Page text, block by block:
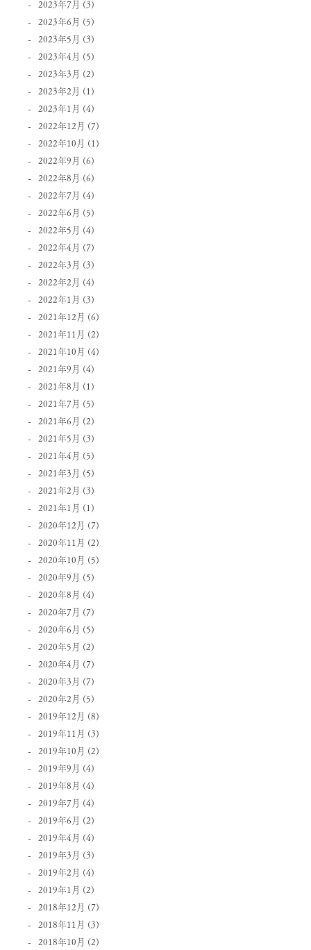
2023年7月 (3)
2023年6月 (5)
2023年5月 (3)
2023年4月 (5)
2023年3月 (2)
2023年2月 (1)
2023年1月 (4)
2022年12月 (7)
2022年10月 (1)
2022年9月 (6)
2022年8月 (6)
2022年7月 (4)
2022年6月 (5)
2022年5月 (4)
2022年4月 (7)
2022年3月 (3)
2022年2月 (4)
2022年1月 (3)
2021年12月 (6)
2021年11月 (2)
2021年10月 (4)
2021年9月 (4)
2021年8月 (1)
2021年7月 (5)
2021年6月 (2)
2021年5月 (3)
2021年4月 (5)
2021年3月 (5)
2021年2月 (3)
2021年1月 (1)
2020年12月 (7)
2020年11月 (2)
2020年10月 (5)
2020年9月 (5)
2020年8月 (4)
2020年7月 (7)
2020年6月 (5)
2020年5月 (2)
2020年4月 (7)
2020年3月 (7)
2020年2月 (5)
2019年12月 (8)
2019年11月 (3)
2019年10月 (2)
2019年9月 (4)
2019年8月 (4)
2019年7月 (4)
2019年6月 (2)
2019年4月 (4)
2019年3月 (3)
2019年2月 (4)
2019年1月 (2)
2018年12月 (7)
2018年11月 (3)
2018年10月 (2)